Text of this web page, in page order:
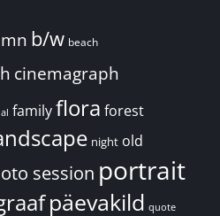
b/w beach
cinemagraph
familyflora forest
night old
session portrait
päevakild quote